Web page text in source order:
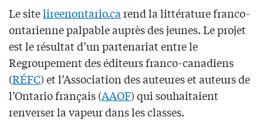
Le sitelireenontario.ca rend la littérature franco-
ontarienne palpable auprès des jeunes. Le projet
est le résultat d’un partenariat entre le
Regroupement des éditeurs franco-canadiens
(RÉFC) et l’Association des auteures et auteurs de
l’Ontario français (AAOF) qui souhaitaient
renverser la vapeur dans les classes.